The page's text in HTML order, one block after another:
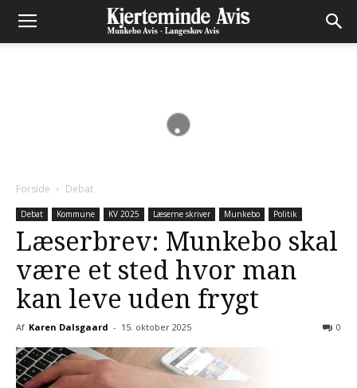
Forside Debat
Debat Kommune KV 2025 Læserne skriver Munkebo Politik
Læserbrev: Munkebo skal
være et sted hvor man
kan leve uden frygt
Af Karen Dalsgaard - 15. oktober 2025 0